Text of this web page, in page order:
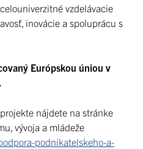
vzdelávacie
inovácie a spoluprácu s
Európskou úniou v
nájdete na stránke
vývoja a mládeže
podnikatelskeho-a-